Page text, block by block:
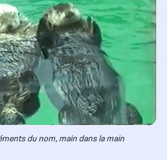
du nom, main dans la main